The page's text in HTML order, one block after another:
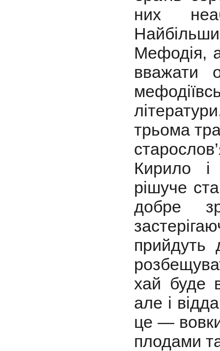
них
Мефодія,
вважати
трьома
Кирило
рішуче
добре
прийдуть
хай буде
але і
це —
плодами